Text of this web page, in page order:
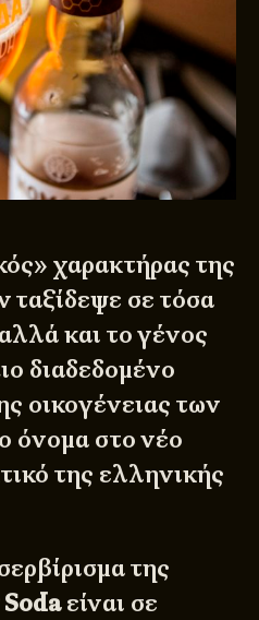
χαρακτήρας της
ταξίδεψε σε τόσα
και το γένος
διαδεδομένο
οικογένειας των
όνομα στο νέο
της ελληνικής
της
είναι σε